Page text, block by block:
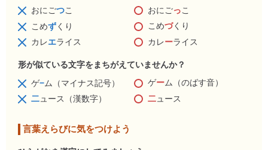
おにごつこ おにごっこ
こめずくり こめづくり
カレエライス カレーライス
形が似ている文字をまちがえていませんか？
ゲ−ム（マイナス記号） ゲーム（のばす音）
二ュース（漢数字） 二ュース
言葉えらびに気をつけよう